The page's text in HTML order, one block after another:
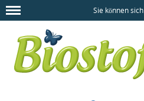
Sie können sich